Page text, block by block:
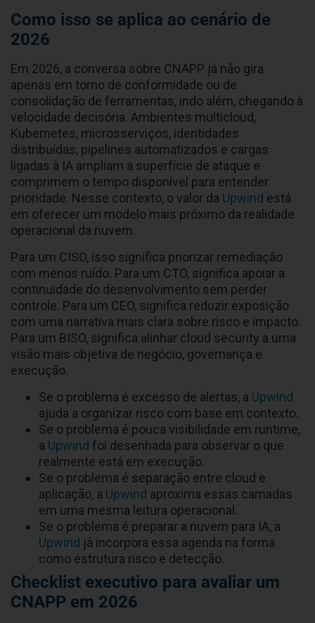
Como isso se aplica ao cenário de
2026
Em 2026, a conversa sobre CNAPP já não gira
apenas em torno de conformidade ou de
consolidação de ferramentas, indo além, chegando à
velocidade decisória. Ambientes multicloud,
Kubernetes, microsserviços, identidades
distribuídas, pipelines automatizados e cargas
ligadas à IA ampliam a superfície de ataque e
comprimem o tempo disponível para entender
prioridade. Nesse contexto, o valor da Upwind está
em oferecer um modelo mais próximo da realidade
operacional da nuvem.
Para um CISO, isso significa priorizar remediação
com menos ruído. Para um CTO, significa apoiar a
continuidade do desenvolvimento sem perder
controle. Para um CEO, significa reduzir exposição
com uma narrativa mais clara sobre risco e impacto.
Para um BISO, significa alinhar cloud security a uma
visão mais objetiva de negócio, governança e
execução.
Se o problema é excesso de alertas, a Upwind
ajuda a organizar risco com base em contexto.
Se o problema é pouca visibilidade em runtime,
a Upwind foi desenhada para observar o que
realmente está em execução.
Se o problema é separação entre cloud e
aplicação, a Upwind aproxima essas camadas
em uma mesma leitura operacional.
Se o problema é preparar a nuvem para IA, a
Upwind já incorpora essa agenda na forma
como estrutura risco e detecção.
Checklist executivo para avaliar um
CNAPP em 2026